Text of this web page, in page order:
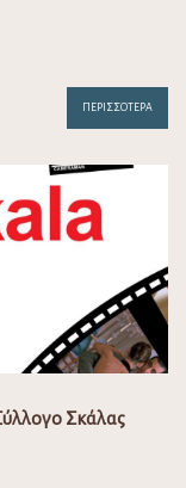
ΠΕΡΙΣΣΌΤΕΡΑ
Σκάλας